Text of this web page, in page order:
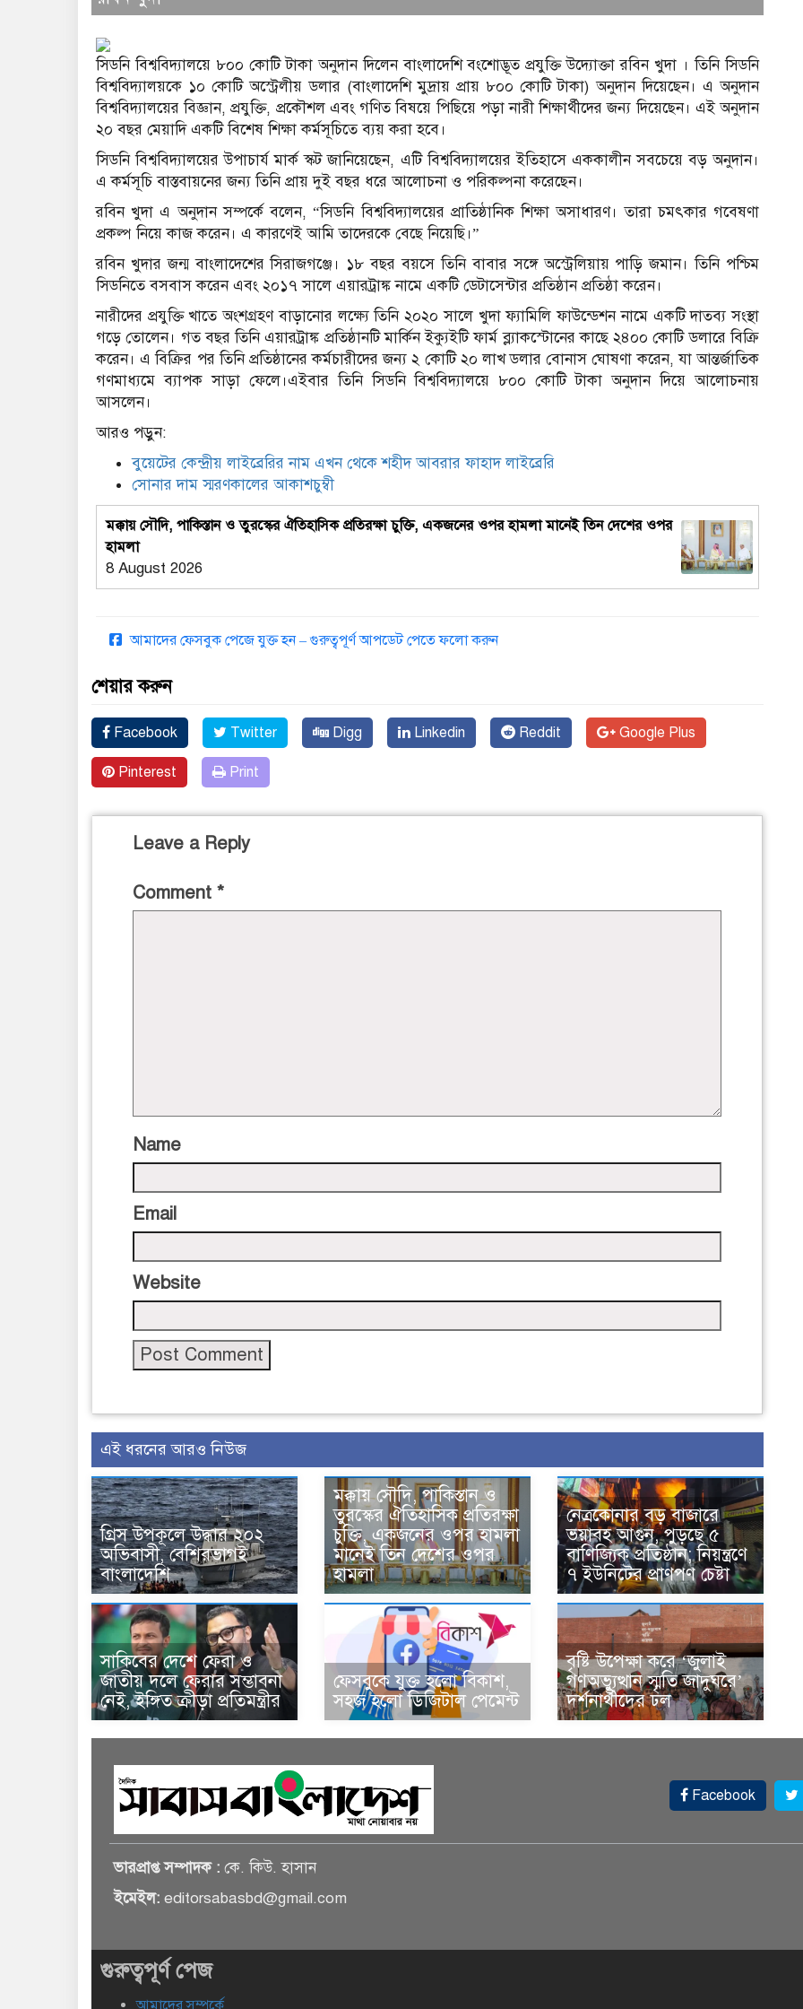
সিডনি বিশ্ববিদ্যালয়ে ৮০০ কোটি টাকা অনুদান দিলেন বাংলাদেশি বংশোদ্ভূত প্রযুক্তি উদ্যোক্তা রবিন খুদা । তিনি সিডনি
বিশ্ববিদ্যালয়কে ১০ কোটি অস্ট্রেলীয় ডলার (বাংলাদেশি মুদ্রায় প্রায় ৮০০ কোটি টাকা) অনুদান দিয়েছেন। এ অনুদান
বিশ্ববিদ্যালয়ের বিজ্ঞান, প্রযুক্তি, প্রকৌশল এবং গণিত বিষয়ে পিছিয়ে পড়া নারী শিক্ষার্থীদের জন্য দিয়েছেন। এই অনুদান
২০ বছর মেয়াদি একটি বিশেষ শিক্ষা কর্মসূচিতে ব্যয় করা হবে।
সিডনি বিশ্ববিদ্যালয়ের উপাচার্য মার্ক স্কট জানিয়েছেন, এটি বিশ্ববিদ্যালয়ের ইতিহাসে এককালীন সবচেয়ে বড় অনুদান।
এ কর্মসূচি বাস্তবায়নের জন্য তিনি প্রায় দুই বছর ধরে আলোচনা ও পরিকল্পনা করেছেন।
রবিন খুদা এ অনুদান সম্পর্কে বলেন, “সিডনি বিশ্ববিদ্যালয়ের প্রাতিষ্ঠানিক শিক্ষা অসাধারণ। তারা চমৎকার গবেষণা
প্রকল্প নিয়ে কাজ করেন। এ কারণেই আমি তাদেরকে বেছে নিয়েছি।”
রবিন খুদার জন্ম বাংলাদেশের সিরাজগঞ্জে। ১৮ বছর বয়সে তিনি বাবার সঙ্গে অস্ট্রেলিয়ায় পাড়ি জমান। তিনি পশ্চিম
সিডনিতে বসবাস করেন এবং ২০১৭ সালে এয়ারট্রাঙ্ক নামে একটি ডেটাসেন্টার প্রতিষ্ঠান প্রতিষ্ঠা করেন।
নারীদের প্রযুক্তি খাতে অংশগ্রহণ বাড়ানোর লক্ষ্যে তিনি ২০২০ সালে খুদা ফ্যামিলি ফাউন্ডেশন নামে একটি দাতব্য সংস্থা
গড়ে তোলেন। গত বছর তিনি এয়ারট্রাঙ্ক প্রতিষ্ঠানটি মার্কিন ইক্যুইটি ফার্ম ব্ল্যাকস্টোনের কাছে ২৪০০ কোটি ডলারে বিক্রি
করেন। এ বিক্রির পর তিনি প্রতিষ্ঠানের কর্মচারীদের জন্য ২ কোটি ২০ লাখ ডলার বোনাস ঘোষণা করেন, যা আন্তর্জাতিক
গণমাধ্যমে ব্যাপক সাড়া ফেলে।এইবার তিনি সিডনি বিশ্ববিদ্যালয়ে ৮০০ কোটি টাকা অনুদান দিয়ে আলোচনায়
আসলেন।
আরও পড়ুন:
বুয়েটের কেন্দ্রীয় লাইব্রেরির নাম এখন থেকে শহীদ আবরার ফাহাদ লাইব্রেরি
সোনার দাম স্মরণকালের আকাশচুম্বী
মক্কায় সৌদি, পাকিস্তান ও তুরস্কের ঐতিহাসিক প্রতিরক্ষা চুক্তি, একজনের ওপর হামলা মানেই তিন দেশের ওপর
হামলা
8 August 2026
আমাদের ফেসবুক পেজে যুক্ত হন – গুরুত্বপূর্ণ আপডেট পেতে ফলো করুন
শেয়ার করুন
Facebook Twitter Digg Linkedin Reddit Google Plus
Pinterest Print
Leave a Reply
Comment *
Name
Email
Website
এই ধরনের আরও নিউজ
গ্রিস উপকূলে উদ্ধার ২০২
অভিবাসী, বেশিরভাগই
বাংলাদেশি
মক্কায় সৌদি, পাকিস্তান ও
তুরস্কের ঐতিহাসিক প্রতিরক্ষা
চুক্তি, একজনের ওপর হামলা
মানেই তিন দেশের ওপর
হামলা
নেত্রকোনার বড় বাজারে
ভয়াবহ আগুন, পুড়ছে ৫
বাণিজ্যিক প্রতিষ্ঠান; নিয়ন্ত্রণে
৭ ইউনিটের প্রাণপণ চেষ্টা
সাকিবের দেশে ফেরা ও
জাতীয় দলে ফেরার সম্ভাবনা
নেই, ইঙ্গিত ক্রীড়া প্রতিমন্ত্রীর
ফেসবুকে যুক্ত হলো বিকাশ,
সহজ হলো ডিজিটাল পেমেন্ট
বৃষ্টি উপেক্ষা করে ‘জুলাই
গণঅভ্যুত্থান স্মৃতি জাদুঘরে’
দর্শনার্থীদের ঢল
Facebook
ভারপ্রাপ্ত সম্পাদক : কে. কিউ. হাসান
ইমেইল: editorsabasbd@gmail.com
গুরুত্বপূর্ণ পেজ